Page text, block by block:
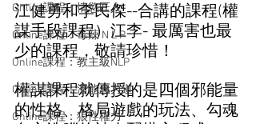
Online課程：情慾匠人
Online課程：毒辣 N L P
Online課程：教主級NLP
Online課程：潛能念力道
Online課程：狼性權力
江健勇和李民傑--合講的課程(權
謀手段課程）江李- 最厲害也最
少的課程，敬請珍惜！
權謀課程就傳授的是四個邪能量
的性格、格局遊戲的玩法、勾魂